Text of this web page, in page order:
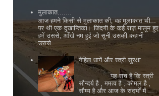
मुलाकात.......
आज हमने किसी से मुलाकात की, वह मुलाकात थी...
पर थी एक दुखान्तिका। जिंदगी के कई राज़ मालूम हुए
हमें उससे, आँखे नम हुई जो सुनी उसकी कहानी
उससे...
नेहिल धागें और स्त्री सुरक्षा
यह सच है कि स्त्री
सौन्दर्य है , ममत्व है , कोमल है ,
सौम्य है और आज के संदर्भों में ...